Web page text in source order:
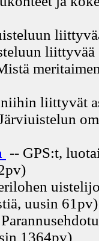
liittyvät
-- GPS:t,
)
uusin 61pv)
1364pv)